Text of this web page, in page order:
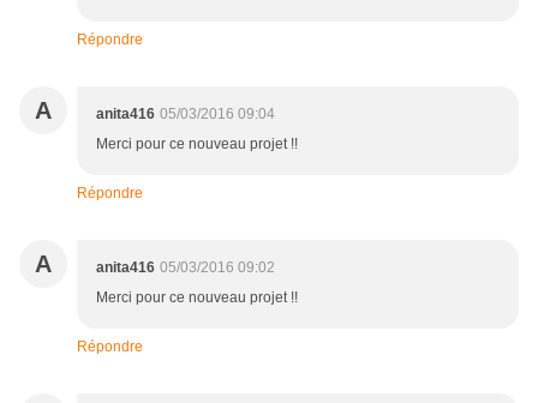
Répondre
A anita416 05/03/2016 09:04
Merci pour ce nouveau projet !!
Répondre
A anita416 05/03/2016 09:02
Merci pour ce nouveau projet !!
Répondre